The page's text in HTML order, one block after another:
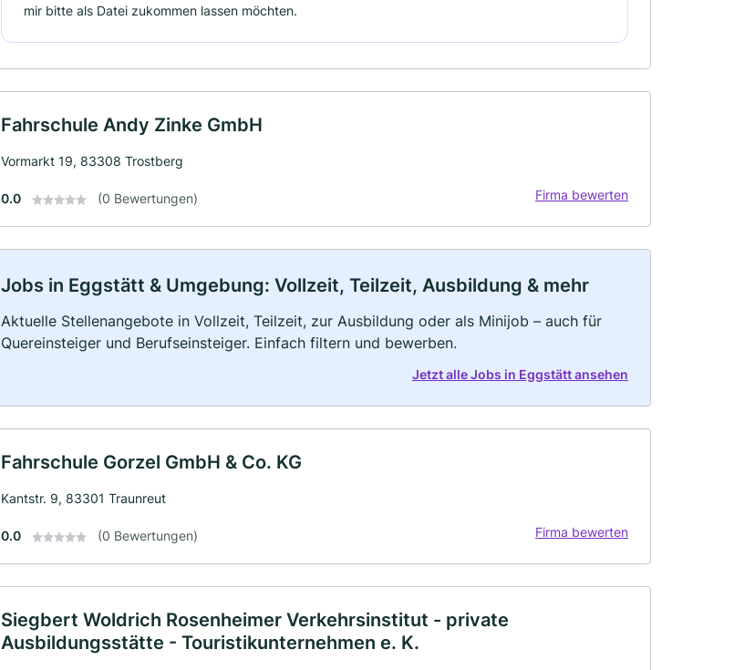
mir bitte als Datei zukommen lassen möchten.
Fahrschule Andy Zinke GmbH
Vormarkt 19, 83308 Trostberg
0.0 (0 Bewertungen) Firma bewerten
Jobs in Eggstätt & Umgebung: Vollzeit, Teilzeit, Ausbildung & mehr
Aktuelle Stellenangebote in Vollzeit, Teilzeit, zur Ausbildung oder als Minijob – auch für
Quereinsteiger und Berufseinsteiger. Einfach filtern und bewerben.
Jetzt alle Jobs in Eggstätt ansehen
Fahrschule Gorzel GmbH & Co. KG
Kantstr. 9, 83301 Traunreut
0.0 (0 Bewertungen) Firma bewerten
Siegbert Woldrich Rosenheimer Verkehrsinstitut - private
Ausbildungsstätte - Touristikunternehmen e. K.